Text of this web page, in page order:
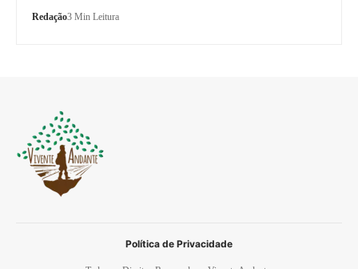
Redação3 Min Leitura
Política de Privacidade